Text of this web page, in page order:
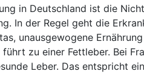
in Deutschland ist die
In der Regel geht die
unausgewogene
zu einer Fettleber. Bei
Leber. Das entspricht